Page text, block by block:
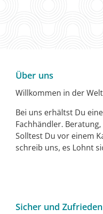
Über uns
Willkommen in der
Bei uns erhältst Du
Fachhändler.
Solltest Du vor einem
schreib uns, es Lohnt
Sicher und